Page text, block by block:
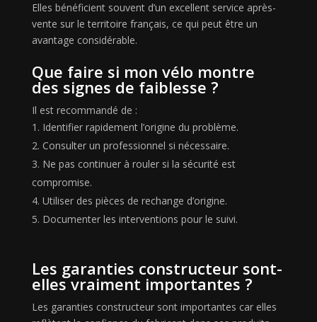
Elles bénéficient souvent d’un excellent service après-
vente sur le territoire français, ce qui peut être un
avantage considérable.
Que faire si mon vélo montre
des signes de faiblesse ?
Il est recommandé de :
Identifier rapidement l’origine du problème.
Consulter un professionnel si nécessaire.
Ne pas continuer à rouler si la sécurité est
compromise.
Utiliser des pièces de rechange d’origine.
Documenter les interventions pour le suivi.
Les garanties constructeur sont-
elles vraiment importantes ?
Les garanties constructeur sont importantes car elles